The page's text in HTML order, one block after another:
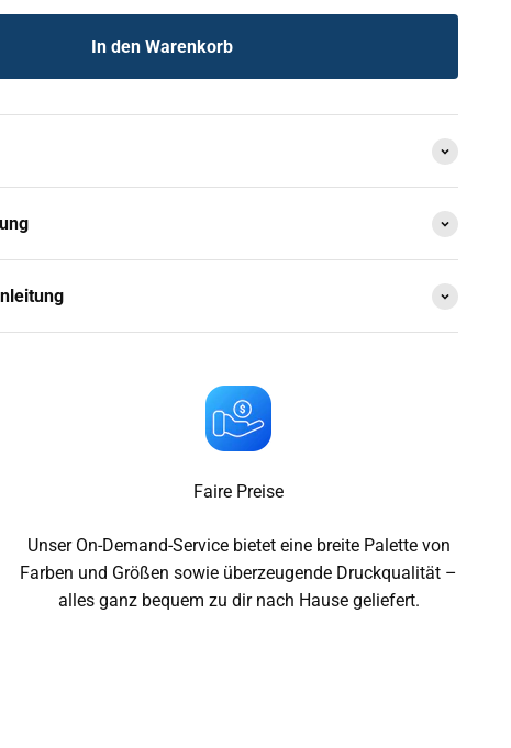
In den Warenkorb
Faire Preise
Unser On-Demand-Service bietet eine breite Palette von
Farben und Größen sowie überzeugende Druckqualität –
alles ganz bequem zu dir nach Hause geliefert.